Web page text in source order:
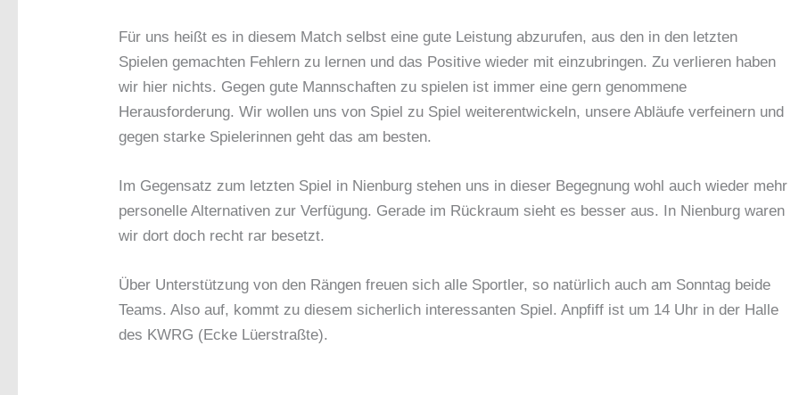
Für uns heißt es in diesem Match selbst eine gute Leistung abzurufen, aus den in den letzten
Spielen gemachten Fehlern zu lernen und das Positive wieder mit einzubringen. Zu verlieren haben
wir hier nichts. Gegen gute Mannschaften zu spielen ist immer eine gern genommene
Herausforderung. Wir wollen uns von Spiel zu Spiel weiterentwickeln, unsere Abläufe verfeinern und
gegen starke Spielerinnen geht das am besten.
Im Gegensatz zum letzten Spiel in Nienburg stehen uns in dieser Begegnung wohl auch wieder mehr
personelle Alternativen zur Verfügung. Gerade im Rückraum sieht es besser aus. In Nienburg waren
wir dort doch recht rar besetzt.
Über Unterstützung von den Rängen freuen sich alle Sportler, so natürlich auch am Sonntag beide
Teams. Also auf, kommt zu diesem sicherlich interessanten Spiel. Anpfiff ist um 14 Uhr in der Halle
des KWRG (Ecke Lüerstraßte).